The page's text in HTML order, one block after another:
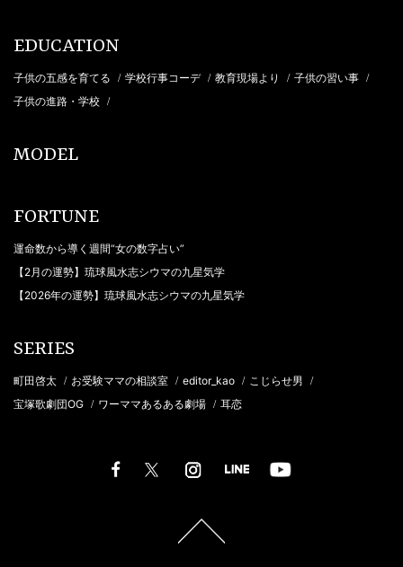
EDUCATION
子供の五感を育てる / 学校行事コーデ / 教育現場より / 子供の習い事 /
子供の進路・学校 /
MODEL
FORTUNE
運命数から導く週間“女の数字占い”
【2月の運勢】琉球風水志シウマの九星気学
【2026年の運勢】琉球風水志シウマの九星気学
SERIES
町田啓太 / お受験ママの相談室 / editor_kao / こじらせ男 /
宝塚歌劇団OG / ワーママあるある劇場 / 耳恋